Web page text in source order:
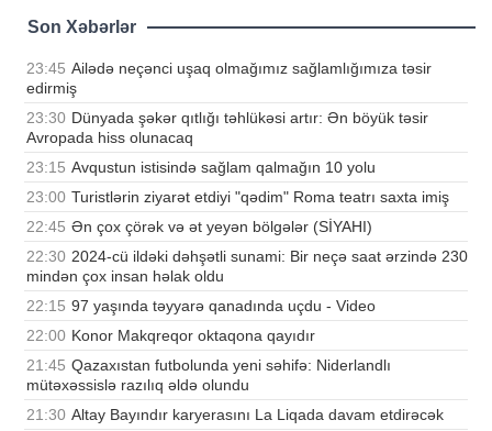
Son Xəbərlər
23:45 Ailədə neçənci uşaq olmağımız sağlamlığımıza təsir
edirmiş
23:30 Dünyada şəkər qıtlığı təhlükəsi artır: Ən böyük təsir
Avropada hiss olunacaq
23:15 Avqustun istisində sağlam qalmağın 10 yolu
23:00 Turistlərin ziyarət etdiyi "qədim" Roma teatrı saxta imiş
22:45 Ən çox çörək və ət yeyən bölgələr (SİYAHI)
22:30 2024-cü ildəki dəhşətli sunami: Bir neçə saat ərzində 230
mindən çox insan həlak oldu
22:15 97 yaşında təyyarə qanadında uçdu - Video
22:00 Konor Makqreqor oktaqona qayıdır
21:45 Qazaxıstan futbolunda yeni səhifə: Niderlandlı
mütəxəssislə razılıq əldə olundu
21:30 Altay Bayındır karyerasını La Liqada davam etdirəcək